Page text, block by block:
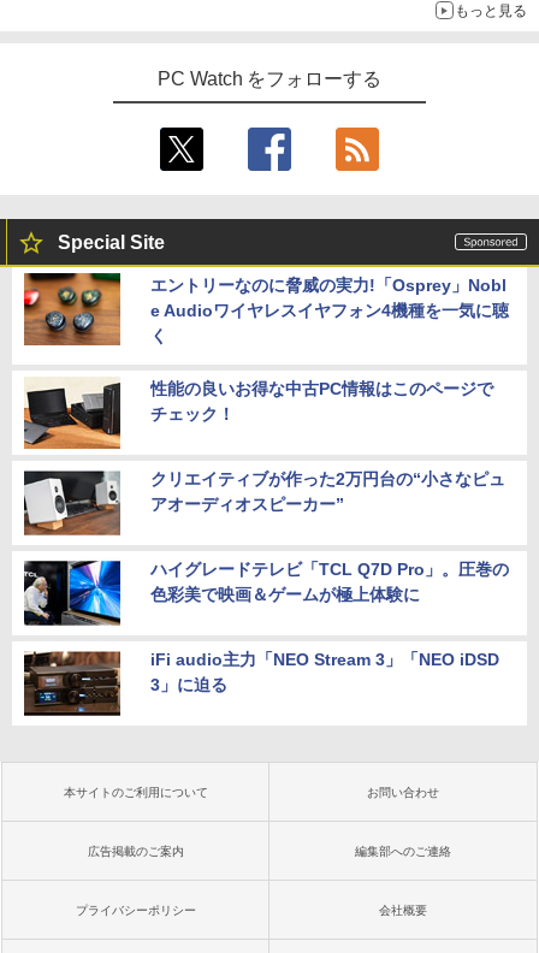
￥2,750
もっと見る
PC Watch をフォローする
Special Site
エントリーなのに脅威の実力!「Osprey」Nobl
e Audioワイヤレスイヤフォン4機種を一気に聴
く
性能の良いお得な中古PC情報はこのページで
チェック！
クリエイティブが作った2万円台の“小さなピュ
アオーディオスピーカー”
ハイグレードテレビ「TCL Q7D Pro」。圧巻の
色彩美で映画＆ゲームが極上体験に
iFi audio主力「NEO Stream 3」「NEO iDSD
3」に迫る
本サイトのご利用について お問い合わせ
広告掲載のご案内 編集部へのご連絡
プライバシーポリシー 会社概要